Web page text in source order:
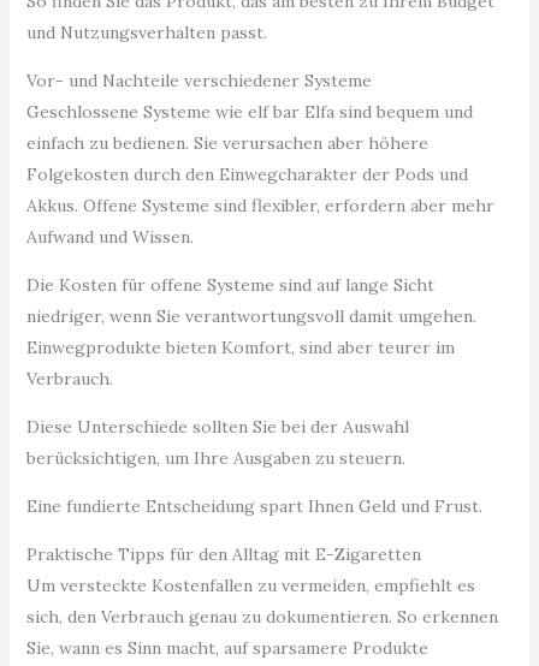
und Nutzungsverhalten passt.
Vor- und Nachteile verschiedener Systeme
Geschlossene Systeme wie elf bar Elfa sind bequem und
einfach zu bedienen. Sie verursachen aber höhere
Folgekosten durch den Einwegcharakter der Pods und
Akkus. Offene Systeme sind flexibler, erfordern aber mehr
Aufwand und Wissen.
Die Kosten für offene Systeme sind auf lange Sicht
niedriger, wenn Sie verantwortungsvoll damit umgehen.
Einwegprodukte bieten Komfort, sind aber teurer im
Verbrauch.
Diese Unterschiede sollten Sie bei der Auswahl
berücksichtigen, um Ihre Ausgaben zu steuern.
Eine fundierte Entscheidung spart Ihnen Geld und Frust.
Praktische Tipps für den Alltag mit E-Zigaretten
Um versteckte Kostenfallen zu vermeiden, empfiehlt es
sich, den Verbrauch genau zu dokumentieren. So erkennen
Sie, wann es Sinn macht, auf sparsamere Produkte